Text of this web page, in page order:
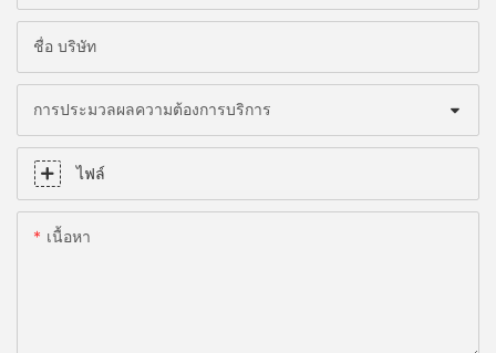
ชื่อ บริษัท
การประมวลผลความต้องการบริการ
ไฟล์
เนื้อหา